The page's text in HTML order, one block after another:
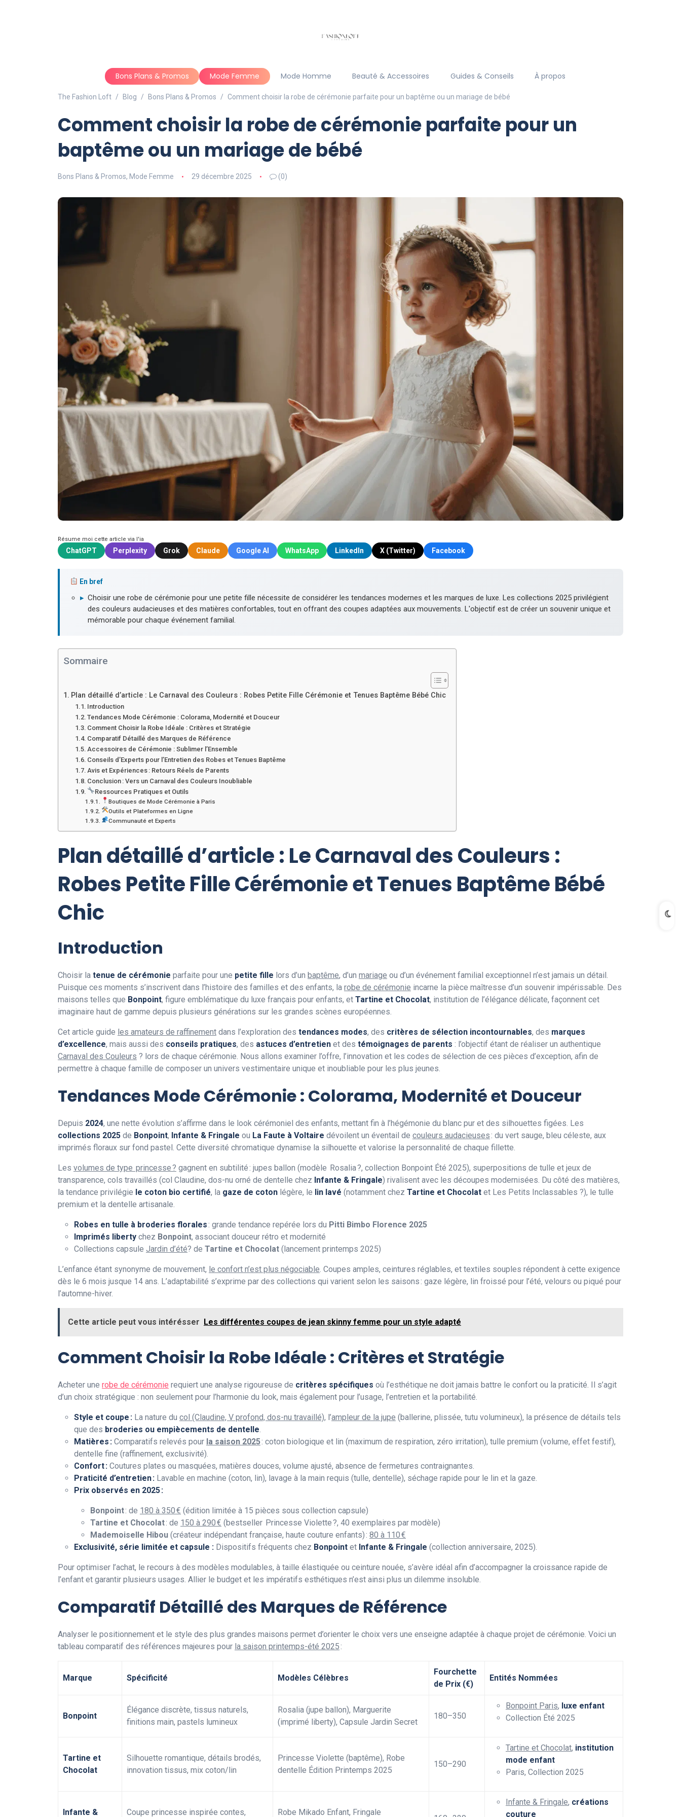
Bons Plans & Promos Mode Femme Mode Homme Beauté & Accessoires Guides & Conseils À propos
The Fashion Loft Blog Bons Plans & Promos Comment choisir la robe de cérémonie parfaite pour un baptême ou un mariage de bébé
Comment choisir la robe de cérémonie parfaite pour un
baptême ou un mariage de bébé
Bons Plans & Promos, Mode Femme 29 décembre 2025 (0)
Résume moi cette article via l'ia
ChatGPT Perplexity Grok Claude Google AI WhatsApp LinkedIn X (Twitter) Facebook
En bref
▸ Choisir une robe de cérémonie pour une petite fille nécessite de considérer les tendances modernes et les marques de luxe. Les collections 2025 privilégient
des couleurs audacieuses et des matières confortables, tout en offrant des coupes adaptées aux mouvements. L'objectif est de créer un souvenir unique et
mémorable pour chaque événement familial.
Sommaire
Plan détaillé d’article : Le Carnaval des Couleurs : Robes Petite Fille Cérémonie et Tenues Baptême Bébé Chic
Introduction
Tendances Mode Cérémonie : Colorama, Modernité et Douceur
Comment Choisir la Robe Idéale : Critères et Stratégie
Comparatif Détaillé des Marques de Référence
Accessoires de Cérémonie : Sublimer l’Ensemble
Conseils d’Experts pour l’Entretien des Robes et Tenues Baptême
Avis et Expériences : Retours Réels de Parents
Conclusion : Vers un Carnaval des Couleurs Inoubliable
Ressources Pratiques et Outils
Boutiques de Mode Cérémonie à Paris
Outils et Plateformes en Ligne
Communauté et Experts
Plan détaillé d’article : Le Carnaval des Couleurs :
Robes Petite Fille Cérémonie et Tenues Baptême Bébé
Chic
Introduction
Choisir la tenue de cérémonie parfaite pour une petite fille lors d’un baptême, d’un mariage ou d’un événement familial exceptionnel n’est jamais un détail.
Puisque ces moments s’inscrivent dans l’histoire des familles et des enfants, la robe de cérémonie incarne la pièce maîtresse d’un souvenir impérissable. Des
maisons telles que Bonpoint, figure emblématique du luxe français pour enfants, et Tartine et Chocolat, institution de l’élégance délicate, façonnent cet
imaginaire haut de gamme depuis plusieurs générations sur les grandes scènes européennes.
Cet article guide les amateurs de raffinement dans l’exploration des tendances modes, des critères de sélection incontournables, des marques
d’excellence, mais aussi des conseils pratiques, des astuces d’entretien et des témoignages de parents : l’objectif étant de réaliser un authentique
Carnaval des Couleurs ? lors de chaque cérémonie. Nous allons examiner l’offre, l’innovation et les codes de sélection de ces pièces d’exception, afin de
permettre à chaque famille de composer un univers vestimentaire unique et inoubliable pour les plus jeunes.
Tendances Mode Cérémonie : Colorama, Modernité et Douceur
Depuis 2024, une nette évolution s’affirme dans le look cérémoniel des enfants, mettant fin à l’hégémonie du blanc pur et des silhouettes figées. Les
collections 2025 de Bonpoint, Infante & Fringale ou La Faute à Voltaire dévoilent un éventail de couleurs audacieuses: du vert sauge, bleu céleste, aux
imprimés floraux sur fond pastel. Cette diversité chromatique dynamise la silhouette et valorise la personnalité de chaque fillette.
Les volumes de type princesse ? gagnent en subtilité : jupes ballon (modèle Rosalia ?, collection Bonpoint Été 2025), superpositions de tulle et jeux de
transparence, cols travaillés (col Claudine, dos-nu orné de dentelle chez Infante & Fringale) rivalisent avec les découpes modernisées. Du côté des matières,
la tendance privilégie le coton bio certifié, la gaze de coton légère, le lin lavé (notamment chez Tartine et Chocolat et Les Petits Inclassables ?), le tulle
premium et la dentelle artisanale.
Robes en tulle à broderies florales: grande tendance repérée lors du Pitti Bimbo Florence 2025
Imprimés liberty chez Bonpoint, associant douceur rétro et modernité
Collections capsule Jardin d’été? de Tartine et Chocolat (lancement printemps 2025)
L’enfance étant synonyme de mouvement, le confort n’est plus négociable. Coupes amples, ceintures réglables, et textiles souples répondent à cette exigence
dès le 6 mois jusque 14 ans. L’adaptabilité s’exprime par des collections qui varient selon les saisons : gaze légère, lin froissé pour l’été, velours ou piqué pour
l’automne-hiver.
Cette article peut vous intérésser Les différentes coupes de jean skinny femme pour un style adapté
Comment Choisir la Robe Idéale : Critères et Stratégie
Acheter une robe de cérémonie requiert une analyse rigoureuse de critères spécifiques où l’esthétique ne doit jamais battre le confort ou la praticité. Il s’agit
d’un choix stratégique : non seulement pour l’harmonie du look, mais également pour l’usage, l’entretien et la portabilité.
Style et coupe : La nature du col (Claudine, V profond, dos-nu travaillé), l’ampleur de la jupe (ballerine, plissée, tutu volumineux), la présence de détails tels
que des broderies ou empiècements de dentelle.
Matières : Comparatifs relevés pour la saison 2025: coton biologique et lin (maximum de respiration, zéro irritation), tulle premium (volume, effet festif),
dentelle fine (raffinement, exclusivité).
Confort : Coutures plates ou masquées, matières douces, volume ajusté, absence de fermetures contraignantes.
Praticité d’entretien : Lavable en machine (coton, lin), lavage à la main requis (tulle, dentelle), séchage rapide pour le lin et la gaze.
Prix observés en 2025 :
Bonpoint: de 180 à 350 € (édition limitée à 15 pièces sous collection capsule)
Tartine et Chocolat: de 150 à 290 € (bestseller Princesse Violette ?, 40 exemplaires par modèle)
Mademoiselle Hibou (créateur indépendant française, haute couture enfants) : 80 à 110 €
Exclusivité, série limitée et capsule : Dispositifs fréquents chez Bonpoint et Infante & Fringale (collection anniversaire, 2025).
Pour optimiser l’achat, le recours à des modèles modulables, à taille élastiquée ou ceinture nouée, s’avère idéal afin d’accompagner la croissance rapide de
l’enfant et garantir plusieurs usages. Allier le budget et les impératifs esthétiques n’est ainsi plus un dilemme insoluble.
Comparatif Détaillé des Marques de Référence
Analyser le positionnement et le style des plus grandes maisons permet d’orienter le choix vers une enseigne adaptée à chaque projet de cérémonie. Voici un
tableau comparatif des références majeures pour la saison printemps-été 2025:
Marque Spécificité Modèles Célèbres
Fourchette
de Prix (€)
Entités Nommées
Bonpoint
Élégance discrète, tissus naturels,
finitions main, pastels lumineux
Rosalia (jupe ballon), Marguerite
(imprimé liberty), Capsule Jardin Secret
180–350
Bonpoint Paris, luxe enfant
Collection Été 2025
Tartine et
Chocolat
Silhouette romantique, détails brodés,
innovation tissus, mix coton/lin
Princesse Violette (baptême), Robe
dentelle Édition Printemps 2025
150–290
Tartine et Chocolat, institution
mode enfant
Paris, Collection 2025
Infante & Coupe princesse inspirée contes, Robe Mikado Enfant, Fringale
Infante & Fringale, créations
couture